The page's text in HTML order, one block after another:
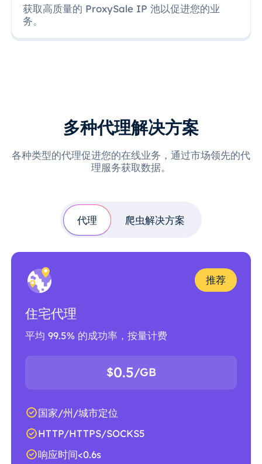
获取高质量的 ProxySale IP 池以促进您的业
务。
多种代理解决方案
各种类型的代理促进您的在线业务，通过市场领先的代
理服务获取数据。
代理 爬虫解决方案
推荐
住宅代理
平均 99.5% 的成功率，按量计费
$0.5/GB
国家/州/城市定位
HTTP/HTTPS/SOCKS5
响应时间<0.6s